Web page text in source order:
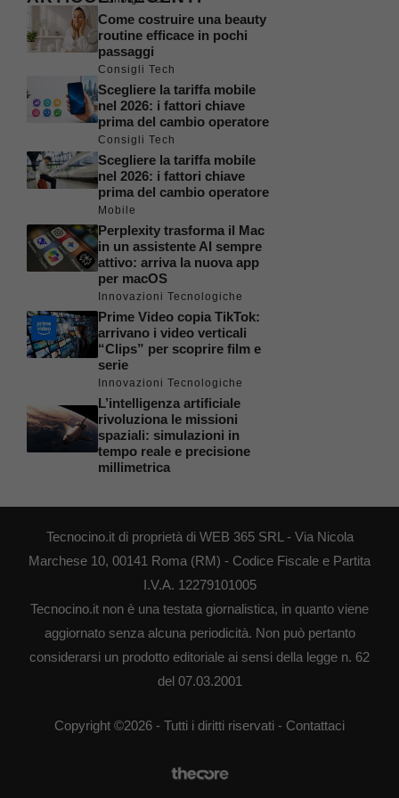
Come costruire una beauty
routine efficace in pochi
passaggi
Consigli Tech
Scegliere la tariffa mobile
nel 2026: i fattori chiave
prima del cambio operatore
Consigli Tech
Scegliere la tariffa mobile
nel 2026: i fattori chiave
prima del cambio operatore
Mobile
Perplexity trasforma il Mac
in un assistente AI sempre
attivo: arriva la nuova app
per macOS
Innovazioni Tecnologiche
Prime Video copia TikTok:
arrivano i video verticali
“Clips” per scoprire film e
serie
Innovazioni Tecnologiche
L’intelligenza artificiale
rivoluziona le missioni
spaziali: simulazioni in
tempo reale e precisione
millimetrica
Tecnocino.it di proprietà di WEB 365 SRL - Via Nicola
Marchese 10, 00141 Roma (RM) - Codice Fiscale e Partita
I.V.A. 12279101005
Tecnocino.it non è una testata giornalistica, in quanto viene
aggiornato senza alcuna periodicità. Non può pertanto
considerarsi un prodotto editoriale ai sensi della legge n. 62
del 07.03.2001
Copyright ©2026 - Tutti i diritti riservati - Contattaci